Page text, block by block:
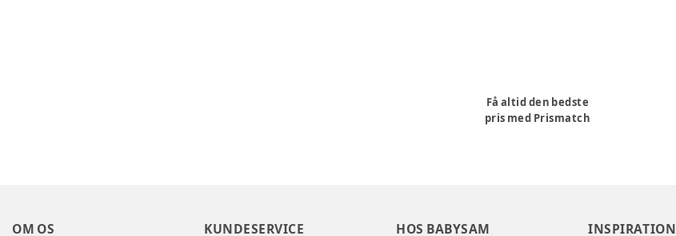
Få altid den bedste
pris med Prismatch
OM OS KUNDESERVICE HOS BABYSAM INSPIRATION